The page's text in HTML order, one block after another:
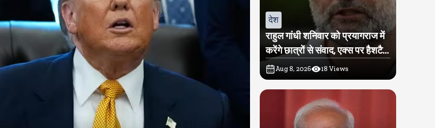
देश
राहुल गांधी शनिवार को प्रयागराज में
करेंगे छात्रों से संवाद, एक्स पर हैशटैग
चलाया
Aug 8, 2026 18 Views